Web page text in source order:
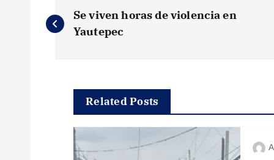
a
Se viven horas de violencia en
Yautepec
Related Posts